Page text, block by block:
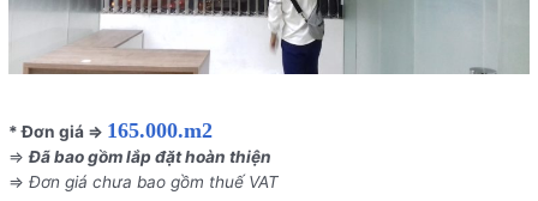
* Đơn giá ⇒ 165.000.m2
⇒Đã bao gồm lắp đặt hoàn thiện
⇒Đơn giá chưa bao gồm thuế VAT